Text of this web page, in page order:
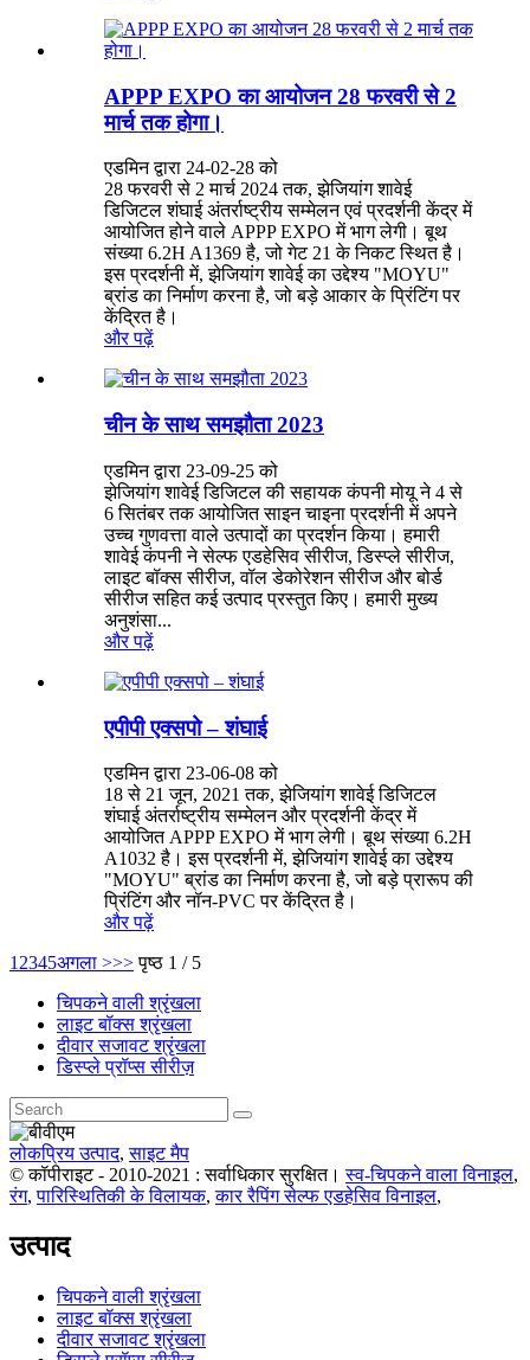
APPP EXPO का आयोजन 28 फरवरी से 2
मार्च तक होगा।
एडमिन द्वारा 24-02-28 को
28 फरवरी से 2 मार्च 2024 तक, झेजियांग शावेई
डिजिटल शंघाई अंतर्राष्ट्रीय सम्मेलन एवं प्रदर्शनी केंद्र में
आयोजित होने वाले APPP EXPO में भाग लेगी। बूथ
संख्या 6.2H A1369 है, जो गेट 21 के निकट स्थित है।
इस प्रदर्शनी में, झेजियांग शावेई का उद्देश्य "MOYU"
ब्रांड का निर्माण करना है, जो बड़े आकार के प्रिंटिंग पर
केंद्रित है।
और पढ़ें
चीन के साथ समझौता 2023
एडमिन द्वारा 23-09-25 को
झेजियांग शावेई डिजिटल की सहायक कंपनी मोयू ने 4 से
6 सितंबर तक आयोजित साइन चाइना प्रदर्शनी में अपने
उच्च गुणवत्ता वाले उत्पादों का प्रदर्शन किया। हमारी
शावेई कंपनी ने सेल्फ एडहेसिव सीरीज, डिस्प्ले सीरीज,
लाइट बॉक्स सीरीज, वॉल डेकोरेशन सीरीज और बोर्ड
सीरीज सहित कई उत्पाद प्रस्तुत किए। हमारी मुख्य
अनुशंसा...
और पढ़ें
एपीपी एक्सपो – शंघाई
एडमिन द्वारा 23-06-08 को
18 से 21 जून, 2021 तक, झेजियांग शावेई डिजिटल
शंघाई अंतर्राष्ट्रीय सम्मेलन और प्रदर्शनी केंद्र में
आयोजित APPP EXPO में भाग लेगी। बूथ संख्या 6.2H
A1032 है। इस प्रदर्शनी में, झेजियांग शावेई का उद्देश्य
"MOYU" ब्रांड का निर्माण करना है, जो बड़े प्रारूप की
प्रिंटिंग और नॉन-PVC पर केंद्रित है।
और पढ़ें
1 2345अगला >>> पृष्ठ 1 / 5
चिपकने वाली श्रृंखला
लाइट बॉक्स श्रृंखला
दीवार सजावट श्रृंखला
डिस्प्ले प्रॉप्स सीरीज़
लोकप्रिय उत्पाद,साइट मैप
© कॉपीराइट - 2010-2021 : सर्वाधिकार सुरक्षित। स्व-चिपकने वाला विनाइल,
रंग,पारिस्थितिकी के विलायक,कार रैपिंग सेल्फ एडहेसिव विनाइल,
उत्पाद
चिपकने वाली श्रृंखला
लाइट बॉक्स श्रृंखला
दीवार सजावट श्रृंखला